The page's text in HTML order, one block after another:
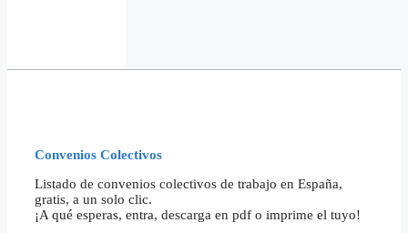
Convenios Colectivos
Listado de convenios colectivos de trabajo en España,
gratis, a un solo clic.
¡A qué esperas, entra, descarga en pdf o imprime el tuyo!